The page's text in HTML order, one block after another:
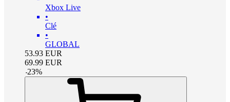
Xbox Live
•
Clé
•
GLOBAL
53.93 EUR
69.99 EUR
-23%